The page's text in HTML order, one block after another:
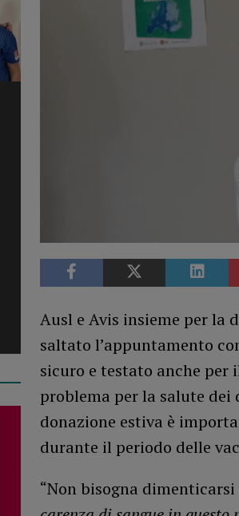
Ausl e Avis insieme per la
saltato l’appuntamento
sicuro e testato anche per
problema per la salute
donazione estiva è
durante il periodo delle
“Non bisogna